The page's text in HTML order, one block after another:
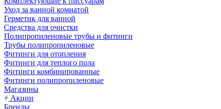
Уход за ванной комнатой
Герметик для ванной
Средства для очистки
Полипропиленовые трубы и фитинги
Трубы полипропиленовые
Фитинги для отопления
Фитинги для теплого пола
Фитинги комбинированные
Фитинги полипропиленовые
Магазины
Акции
Бренды